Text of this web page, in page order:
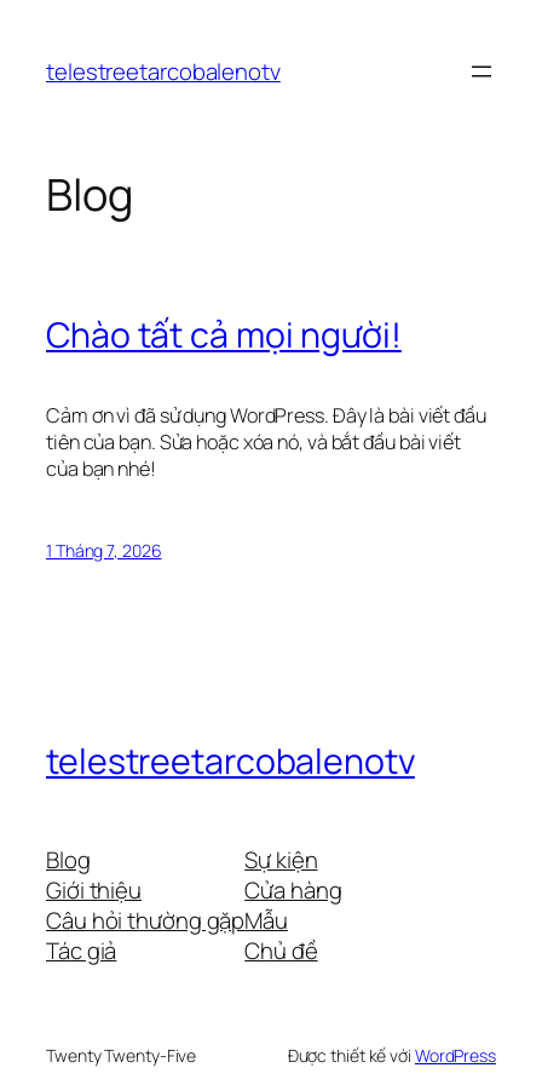
phầntelestreetarcobalenotv
Blog
Chào tất cả mọi người!
Cảm ơn vì đã sử dụng WordPress. Đây là bài viết đầu
tiên của bạn. Sửa hoặc xóa nó, và bắt đầu bài viết
của bạn nhé!
1 Tháng 7, 2026
telestreetarcobalenotv
Blog
Giới thiệu
Câu hỏi thường gặp
Tác giả
Sự kiện
Cửa hàng
Mẫu
Chủ đề
Twenty Twenty-Five Được thiết kế với WordPress